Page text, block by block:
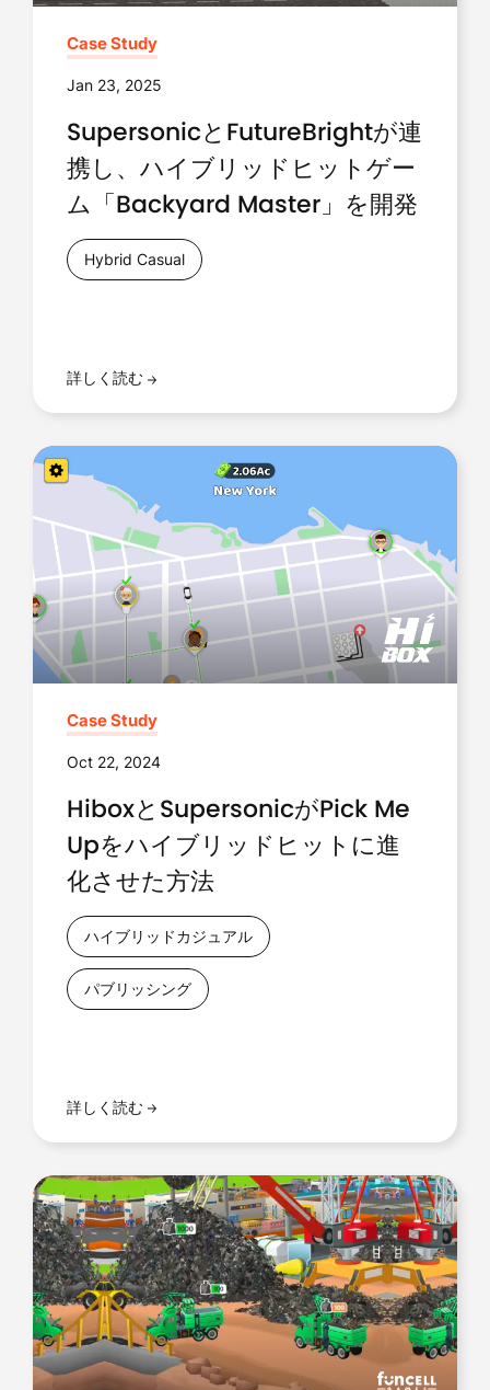
Case Study
Jan 23, 2025
SupersonicとFutureBrightが連
携し、ハイブリッドヒットゲー
ム「Backyard Master」を開発
Hybrid Casual
詳しく読む
Case Study
Oct 22, 2024
HiboxとSupersonicがPick Me
Upをハイブリッドヒットに進
化させた方法
ハイブリッドカジュアル
パブリッシング
詳しく読む